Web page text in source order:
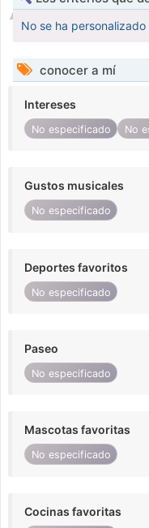
No se ha
conocer a mí
Intereses
No especificado No
Gustos musicales
No especificado
Deportes favoritos
No especificado
Paseo
No especificado
Mascotas favoritas
No especificado
Cocinas favoritas